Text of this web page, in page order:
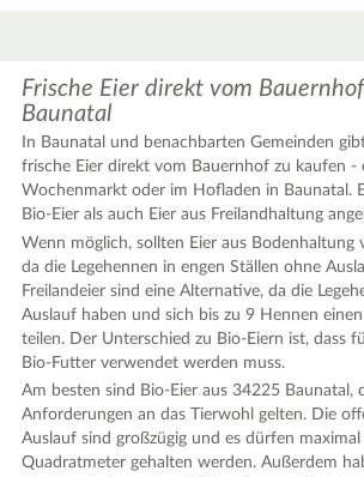
Leaflet|© OpenStreetMap contributors ♥,tiles generated by
OpenStreetMap
Frische Eier direkt vom
Baunatal
In Baunatal und benachbarten Gemeinden
frische Eier direkt vom Bauernhof zu kaufen -
Wochenmarkt oder im Hofladen in Baunatal.
Bio-Eier als auch Eier aus Freilandhaltung
Wenn möglich, sollten Eier aus Bodenhaltung
da die Legehennen in engen Ställen ohne
Freilandeier sind eine Alternative, da die
Auslauf haben und sich bis zu 9 Hennen
teilen. Der Unterschied zu Bio-Eiern ist, dass
Bio-Futter verwendet werden muss.
Am besten sind Bio-Eier aus 34225 Baunatal,
Anforderungen an das Tierwohl gelten. Die
Auslauf sind großzügig und es dürfen
Quadratmeter gehalten werden. Außerdem